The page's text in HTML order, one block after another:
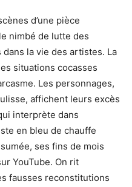
d’une pièce
nimbé de lutte des
la vie des artistes. La
situations cocasses
Les personnages,
affichent leurs excès
interprète dans
en bleu de chauffe
ses fins de mois
YouTube. On rit
fausses reconstitutions